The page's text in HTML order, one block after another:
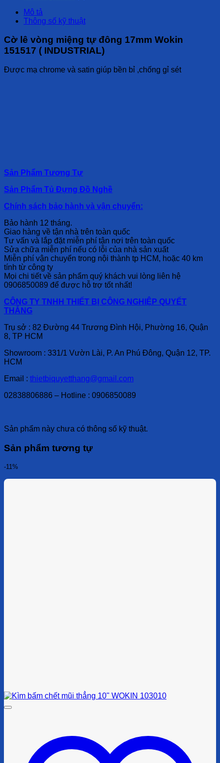
Mô tả
Thông số kỹ thuật
Cờ lê vòng miệng tự đông 17mm Wokin
151517 ( INDUSTRIAL)
Được mạ chrome và satin giúp bền bỉ ,chống gỉ sét
Sản Phẩm Tương Tự
Sản Phẩm Tủ Đựng Đồ Nghề
Chính sách bảo hành và vận chuyển:
Bảo hành 12 tháng.
Giao hàng về tận nhà trên toàn quốc
Tư vấn và lắp đặt miễn phí tận nơi trên toàn quốc
Sửa chữa miễn phí nếu có lỗi của nhà sản xuất
Miễn phí vận chuyển trong nội thành tp HCM, hoặc 40 km
tính từ công ty
Mọi chi tiết về sản phẩm quý khách vui lòng liên hệ
0906850089 để được hỗ trợ tốt nhất!
CÔNG TY TNHH THIẾT BỊ CÔNG NGHIỆP QUYẾT
THẮNG
Trụ sở : 82 Đường 44 Trương Đình Hội, Phường 16, Quận
8, TP HCM
Showroom : 331/1 Vườn Lài, P. An Phú Đông, Quận 12, TP.
HCM
Email : thietbiquyetthang@gmail.com
02838806886 – Hotline : 0906850089
Sản phẩm này chưa có thông số kỹ thuật.
Sản phẩm tương tự
-11%